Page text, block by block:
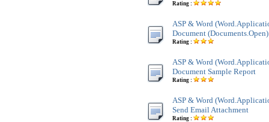
Rating :
ASP & Word
Document (Documents.Open)
Rating :
ASP & Word
Document Sample Report
Rating :
ASP & Word
Send Email Attachment
Rating :